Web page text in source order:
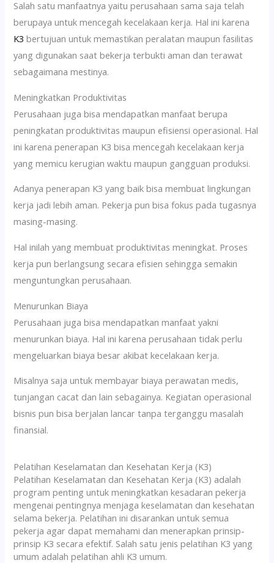
Salah satu manfaatnya yaitu perusahaan sama saja telah
berupaya untuk mencegah kecelakaan kerja. Hal ini karena
K3 bertujuan untuk memastikan peralatan maupun fasilitas
yang digunakan saat bekerja terbukti aman dan terawat
sebagaimana mestinya.
Meningkatkan Produktivitas
Perusahaan juga bisa mendapatkan manfaat berupa
peningkatan produktivitas maupun efisiensi operasional. Hal
ini karena penerapan K3 bisa mencegah kecelakaan kerja
yang memicu kerugian waktu maupun gangguan produksi.
Adanya penerapan K3 yang baik bisa membuat lingkungan
kerja jadi lebih aman. Pekerja pun bisa fokus pada tugasnya
masing-masing.
Hal inilah yang membuat produktivitas meningkat. Proses
kerja pun berlangsung secara efisien sehingga semakin
menguntungkan perusahaan.
Menurunkan Biaya
Perusahaan juga bisa mendapatkan manfaat yakni
menurunkan biaya. Hal ini karena perusahaan tidak perlu
mengeluarkan biaya besar akibat kecelakaan kerja.
Misalnya saja untuk membayar biaya perawatan medis,
tunjangan cacat dan lain sebagainya. Kegiatan operasional
bisnis pun bisa berjalan lancar tanpa terganggu masalah
finansial.
Pelatihan Keselamatan dan Kesehatan Kerja (K3)
Pelatihan Keselamatan dan Kesehatan Kerja (K3) adalah
program penting untuk meningkatkan kesadaran pekerja
mengenai pentingnya menjaga keselamatan dan kesehatan
selama bekerja. Pelatihan ini disarankan untuk semua
pekerja agar dapat memahami dan menerapkan prinsip-
prinsip K3 secara efektif. Salah satu jenis pelatihan K3 yang
umum adalah pelatihan ahli K3 umum.